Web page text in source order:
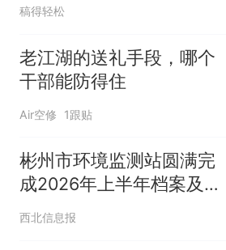
稿得轻松
老江湖的送礼手段，哪个
干部能防得住
Air空修 1跟贴
彬州市环境监测站圆满完
成2026年上半年档案及人
事合同管理工作
西北信息报